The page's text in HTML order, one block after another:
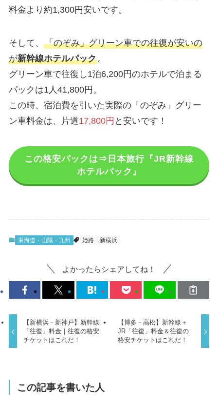
料金より約1,300円安いです。
そして、 「のぞみ」グリーン車での往復が安いの
が新幹線ホテルパック。
グリーン車で往復し1泊6,200円のホテルで泊まる
パックは1人41,800円。
この時、宿泊費を引いた実際の「のぞみ」グリー
ン車料金は、片道17,800円 と安いです！
この格安パックは⇒日本旅行『JR新幹線
ホテルパック』
東海道・山陽・九州 姫路 新横浜
よかったらシェアしてね！
【新横浜－新神戸】新幹線
「往復」料金｜往復の格安
チケットはこれだ！
【博多－高松】新幹線＋
JR「往復」料金＆往復の
格安チケットはこれだ！
この記事を書いた人